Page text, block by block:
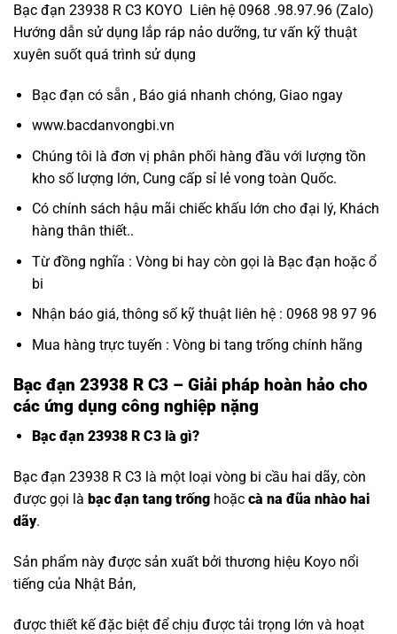
Bạc đạn 23938 R C3 KOYO Liên hệ 0968 .98.97.96 (Zalo)
Hướng dẫn sử dụng lắp ráp nảo dưỡng, tư vấn kỹ thuật
xuyên suốt quá trình sử dụng
Bạc đạn có sẵn , Báo giá nhanh chóng, Giao ngay
www.bacdanvongbi.vn
Chúng tôi là đơn vị phân phối hàng đầu với lượng tồn
kho số lượng lớn, Cung cấp sỉ lẻ vong toàn Quốc.
Có chính sách hậu mãi chiếc khấu lớn cho đại lý, Khách
hàng thân thiết..
Từ đồng nghĩa : Vòng bi hay còn gọi là Bạc đạn hoặc ổ
bi
Nhận báo giá, thông số kỹ thuật liên hệ : 0968 98 97 96
Mua hàng trực tuyến : Vòng bi tang trống chính hãng
Bạc đạn 23938 R C3 – Giải pháp hoàn hảo cho
các ứng dụng công nghiệp nặng
Bạc đạn 23938 R C3 là gì?
Bạc đạn 23938 R C3 là một loại vòng bi cầu hai dãy, còn
được gọi là bạc đạn tang trống hoặc cà na đũa nhào hai
dãy.
Sản phẩm này được sản xuất bởi thương hiệu Koyo nổi
tiếng của Nhật Bản,
được thiết kế đặc biệt để chịu được tải trọng lớn và hoạt